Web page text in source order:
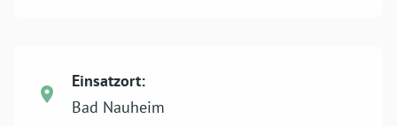
Einsatzort:
Bad Nauheim